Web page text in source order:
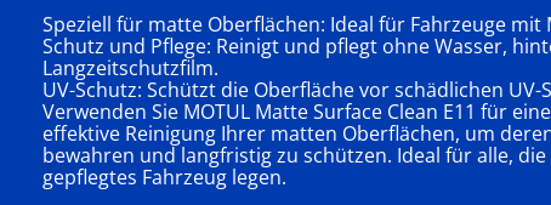
Speziell für matte Oberflächen: Ideal für Fahrzeuge mit
Schutz und Pflege: Reinigt und pflegt ohne Wasser,
Langzeitschutzfilm.
UV-Schutz: Schützt die Oberfläche vor schädlichen UV-
Verwenden Sie MOTUL Matte Surface Clean E11 für
effektive Reinigung Ihrer matten Oberflächen, um
bewahren und langfristig zu schützen. Ideal für alle,
gepflegtes Fahrzeug legen.